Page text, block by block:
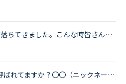
入会して3ヶ月目。気持ちが落ちてきました。こんな時皆さんならどうしますか？こんにちは。英語は大学受験で勉強したのが最後の現在26歳です。英語喋れたら格好良いよな〜という憧れを実現させてやろうじゃないか...
レッスンの時に皆さん何て呼ばれてますか？〇〇（ニックネームのみ）〇〇さんMiss 〇〇Mrs.〇〇Ms.〇〇Mr〇〇私は前は〇〇さんだったのが最近Miss〇〇と呼ばれます講師の方はいつもバラバラです